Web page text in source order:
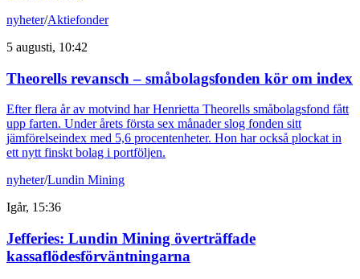
nyheter/Aktiefonder
5 augusti, 10:42
Theorells revansch – småbolagsfonden kör om index
Efter flera år av motvind har Henrietta Theorells småbolagsfond fått
upp farten. Under årets första sex månader slog fonden sitt
jämförelseindex med 5,6 procentenheter. Hon har också plockat in
ett nytt finskt bolag i portföljen.
nyheter/Lundin Mining
Igår, 15:36
Jefferies: Lundin Mining överträffade
kassaflödesförväntningarna